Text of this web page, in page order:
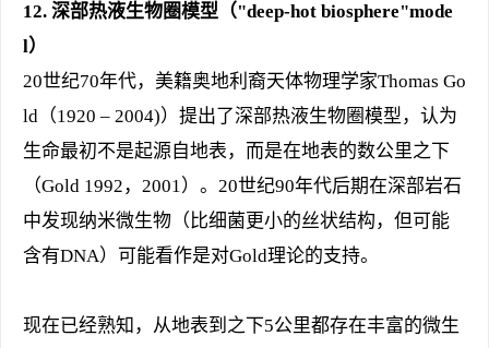
12. 深部热液生物圈模型（"deep-hot biosphere"mode
l）
20世纪70年代，美籍奥地利裔天体物理学家Thomas Go
ld（1920 – 2004)）提出了深部热液生物圈模型，认为
生命最初不是起源自地表，而是在地表的数公里之下
（Gold 1992，2001）。20世纪90年代后期在深部岩石
中发现纳米微生物（比细菌更小的丝状结构，但可能
含有DNA）可能看作是对Gold理论的支持。
现在已经熟知，从地表到之下5公里都存在丰富的微生